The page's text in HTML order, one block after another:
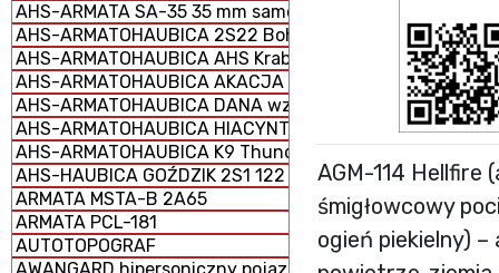
AHS-ARMATA SA-35 35 mm samobieżna
AHS-ARMATOHAUBICA 2S22 Bohdana 155 mm
AHS-ARMATOHAUBICA AHS Krab 155 mm samobieżna
AHS-ARMATOHAUBICA AKACJA 2S3M 152 mm
AHS-ARMATOHAUBICA DANA wz. 1977 152 mm
AHS-ARMATOHAUBICA HIACYNT 2S5 152 mm samobieżna
AHS-ARMATOHAUBICA K9 Thunder 155 mm samobieżna
AHS-HAUBICA GOŹDZIK 2S1 122 mm samobieżna
ARMATA MSTA-B 2A65
ARMATA PCL-181
AUTOTOPOGRAF
AGM-114
śmigłowcowy
ogień piekielny)